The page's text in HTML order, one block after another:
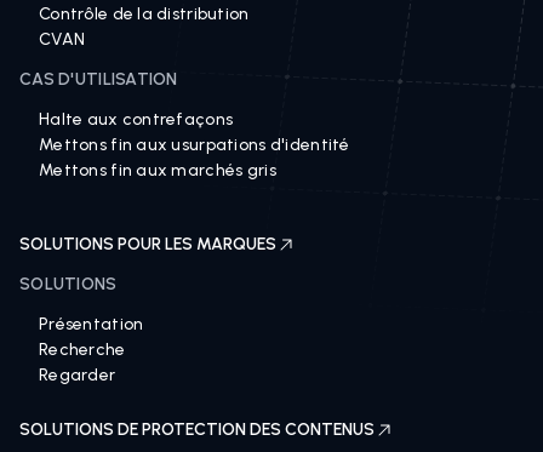
Contrôle de la distribution
CVAN
CAS D'UTILISATION
Halte aux contrefaçons
Mettons fin aux usurpations d'identité
Mettons fin aux marchés gris
SOLUTIONS POUR LES MARQUES
SOLUTIONS
Présentation
Recherche
Regarder
SOLUTIONS DE PROTECTION DES CONTENUS